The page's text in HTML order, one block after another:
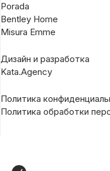
Porada
Bentley Home
Misura Emme
Дизайн и разработка
Kata.Agency
Политика
Политика обработки